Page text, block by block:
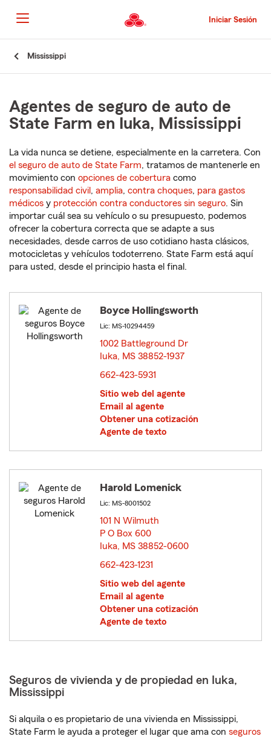
al
contenido
principal
Iniciar Sesión
Mississippi
Agentes de seguro de auto de
State Farm en Iuka, Mississippi
La vida nunca se detiene, especialmente en la carretera. Con
el seguro de auto de State Farm, tratamos de mantenerle en
movimiento con opciones de cobertura como
responsabilidad civil , amplia, contra choques, para gastos
médicos y protección contra conductores sin seguro. Sin
importar cuál sea su vehículo o su presupuesto, podemos
ofrecer la cobertura correcta que se adapte a sus
necesidades, desde carros de uso cotidiano hasta clásicos,
motocicletas y vehículos todoterreno. State Farm está aquí
para usted, desde el principio hasta el final.
Boyce Hollingsworth
Lic: MS-10294459
1002 Battleground Dr
Iuka, MS 38852-1937
662-423-5931
Sitio web del agente
Email al agente
Obtener una cotización
Agente de texto
Harold Lomenick
Lic: MS-8001502
101 N Wilmuth
P O Box 600
Iuka, MS 38852-0600
662-423-1231
Sitio web del agente
Email al agente
Obtener una cotización
Agente de texto
Seguros de vivienda y de propiedad en Iuka,
Mississippi
Si alquila o es propietario de una vivienda en Mississippi,
State Farm le ayuda a proteger el lugar que ama con seguros